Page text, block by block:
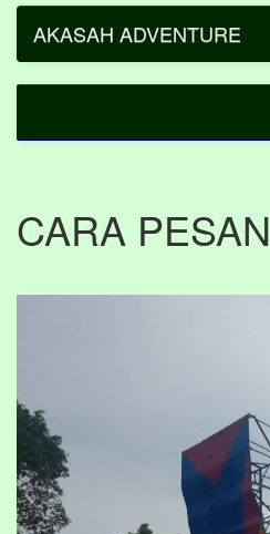
AKASAH ADVENTURE
CARA PESAN